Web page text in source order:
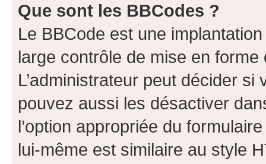
Que sont les BBCodes ?
Le BBCode est une
large contrôle de mise en forme
L’administrateur peut décider
pouvez aussi les désactiver
l’option appropriée du
lui-même est similaire au style